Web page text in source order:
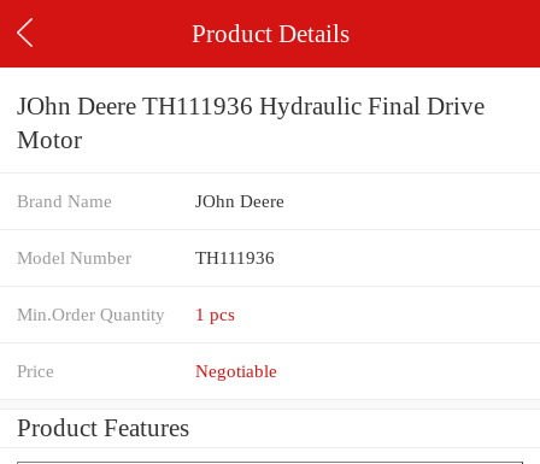
Product Details
JOhn Deere TH111936 Hydraulic Final Drive
Motor
Brand Name JOhn Deere
Model Number TH111936
Min.Order Quantity 1 pcs
Price Negotiable
Product Features